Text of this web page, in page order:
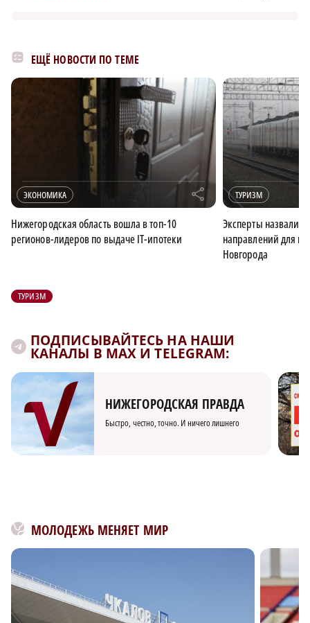
ЕЩЁ НОВОСТИ ПО ТЕМЕ
ЭКОНОМИКА r
Нижегородская область вошла в топ-10
регионов-лидеров по выдаче IT-ипотеки
ТУРИЗМ
Эксперты назвали
направлений для
Новгорода
ТУРИЗМ
ПОДПИСЫВАЙТЕСЬ НА НАШИ
КАНАЛЫ В MAX И TELEGRAM:
НИЖЕГОРОДСКАЯ ПРАВДА
Быстро, честно, точно. И ничего лишнего
МОЛОДЕЖЬ МЕНЯЕТ МИР